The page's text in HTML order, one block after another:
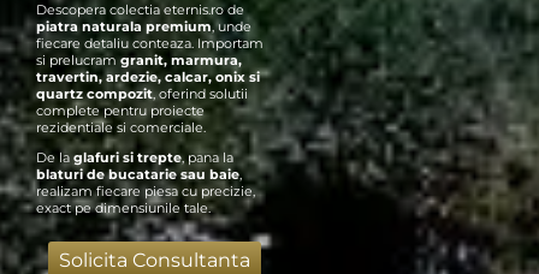
Descopera colectia eternis.ro de
piatra naturala premium, unde
fiecare detaliu conteaza. Importam
si prelucramgranit, marmura,
travertin, ardezie, calcar,onixsi
quartz compozit, oferind solutii
complete pentru proiecte
rezidentiale si comerciale.
De la glafuri si trepte, pana la
blaturi de bucatarie sau baie,
realizam fiecare piesa cu precizie,
exact pe dimensiunile tale.
Solicita Consultanta